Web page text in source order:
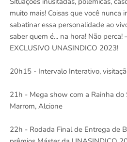
muito mais! Coisas que você nunca
sabatinar essa personalidade ao
saber quem é... na hora! Não perca!
EXCLUSIVO UNASINDICO 2023!
20h15 - Intervalo Interativo,
21h - Mega show com a Rainha do
Marrom, Alcione
22h - Rodada Final de Entrega de